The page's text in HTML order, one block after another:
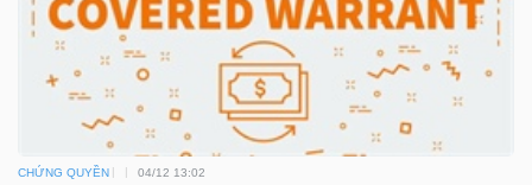
CHỨNG QUYỀN 04/12 13:02
PHÁI
SINH